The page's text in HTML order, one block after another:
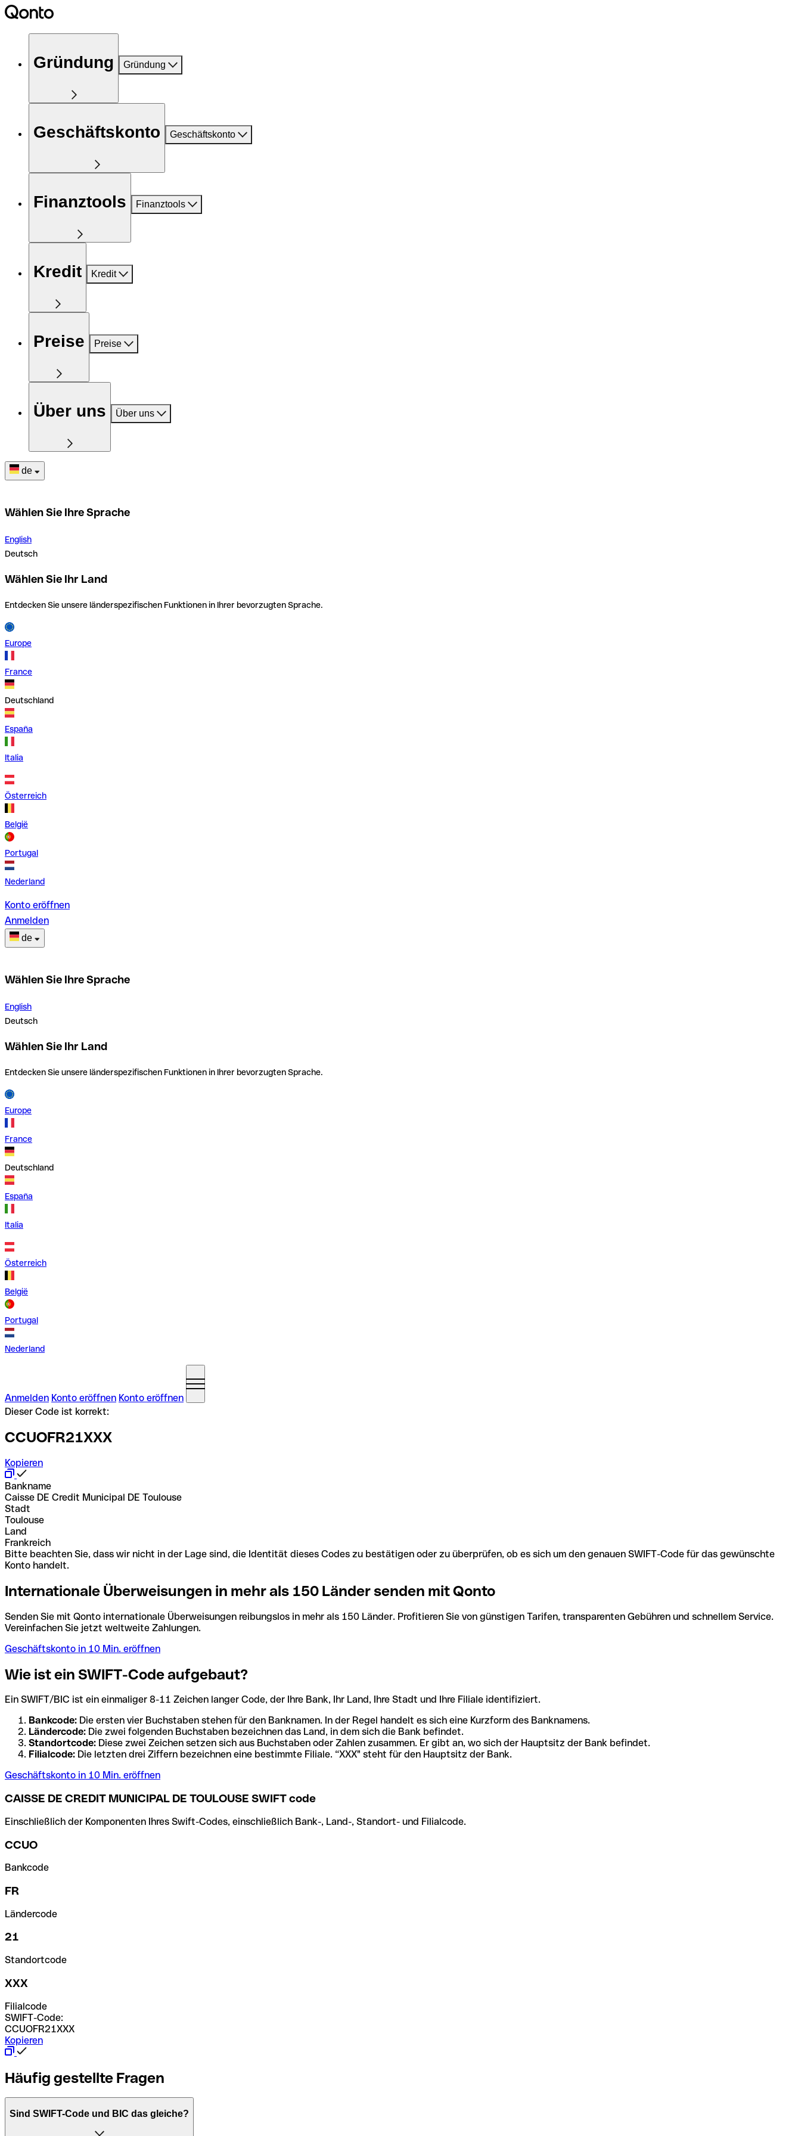
Gründung Gründung
Geschäftskonto Geschäftskonto
Finanztools Finanztools
Kredit Kredit
Preise Preise
Über uns Über uns
de
Wählen Sie Ihre Sprache
English
Deutsch
Wählen Sie Ihr Land
Entdecken Sie unsere länderspezifischen Funktionen in Ihrer bevorzugten Sprache.
Europe
France
Deutschland
España
Italia
Österreich
België
Portugal
Nederland
Konto eröffnen
Anmelden
de
Wählen Sie Ihre Sprache
English
Deutsch
Wählen Sie Ihr Land
Entdecken Sie unsere länderspezifischen Funktionen in Ihrer bevorzugten Sprache.
Europe
France
Deutschland
España
Italia
Österreich
België
Portugal
Nederland
Anmelden Konto eröffnen Konto eröffnen
Dieser Code ist korrekt:
CCUOFR21XXX
Kopieren
Bankname
Caisse DE Credit Municipal DE Toulouse
Stadt
Toulouse
Land
Frankreich
Bitte beachten Sie, dass wir nicht in der Lage sind, die Identität dieses Codes zu bestätigen oder zu überprüfen, ob es sich um den genauen SWIFT-Code für das gewünschte
Konto handelt.
Internationale Überweisungen in mehr als 150 Länder senden mit Qonto
Senden Sie mit Qonto internationale Überweisungen reibungslos in mehr als 150 Länder. Profitieren Sie von günstigen Tarifen, transparenten Gebühren und schnellem Service.
Vereinfachen Sie jetzt weltweite Zahlungen.
Geschäftskonto in 10 Min. eröffnen
Wie ist ein SWIFT-Code aufgebaut?
Ein SWIFT/BIC ist ein einmaliger 8-11 Zeichen langer Code, der Ihre Bank, Ihr Land, Ihre Stadt und Ihre Filiale identifiziert.
Bankcode: Die ersten vier Buchstaben stehen für den Banknamen. In der Regel handelt es sich eine Kurzform des Banknamens.
Ländercode: Die zwei folgenden Buchstaben bezeichnen das Land, in dem sich die Bank befindet.
Standortcode: Diese zwei Zeichen setzen sich aus Buchstaben oder Zahlen zusammen. Er gibt an, wo sich der Hauptsitz der Bank befindet.
Filialcode: Die letzten drei Ziffern bezeichnen eine bestimmte Filiale. “XXX" steht für den Hauptsitz der Bank.
Geschäftskonto in 10 Min. eröffnen
CAISSE DE CREDIT MUNICIPAL DE TOULOUSE SWIFT code
Einschließlich der Komponenten Ihres Swift-Codes, einschließlich Bank-, Land-, Standort- und Filialcode.
CCUO
Bankcode
FR
Ländercode
21
Standortcode
XXX
Filialcode
SWIFT-Code:
CCUOFR21XXX
Kopieren
Häufig gestellte Fragen
Sind SWIFT-Code und BIC das gleiche?